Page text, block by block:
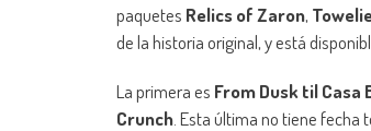
paquetes Relics of Zaron,
de la historia original, y está
La primera es From Dusk til Casa
Crunch . Esta última no tiene